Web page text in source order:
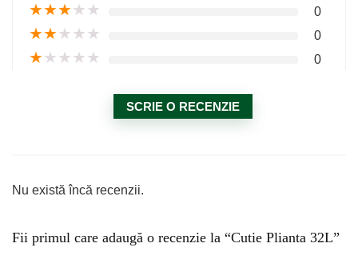
★★★★★ 0
★★★★★ 0
★★★★★ 0
SCRIE O RECENZIE
Nu există încă recenzii.
Fii primul care adaugă o recenzie la “Cutie Plianta 32L”